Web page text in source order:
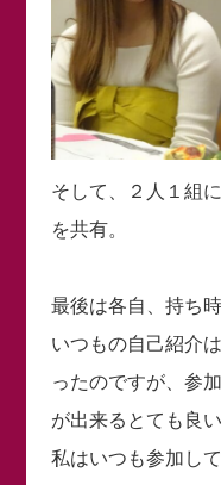
そして、２人１組
を共有。
最後は各自、持ち
いつもの自己紹介
ったのですが、参
が出来るとても良
私はいつも参加し